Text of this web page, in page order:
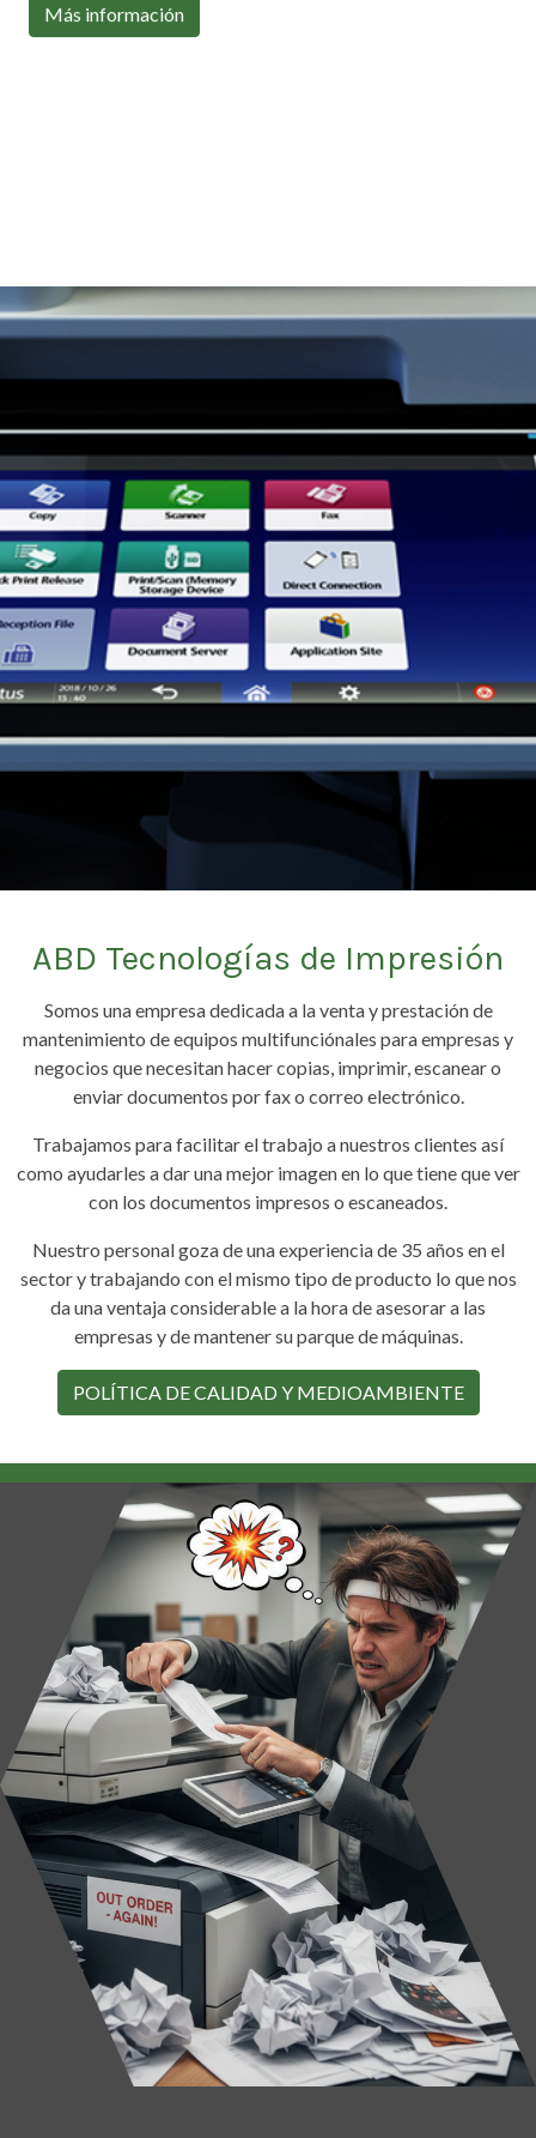
Con toda la conectividad que necesitas
ABD Tecnologías de Impresión
Somos una empresa dedicada a la venta y prestación de
mantenimiento de equipos multifunciónales para empresas y
negocios que necesitan hacer copias, imprimir, escanear o
enviar documentos por fax o correo electrónico.
Trabajamos para facilitar el trabajo a nuestros clientes así
como ayudarles a dar una mejor imagen en lo que tiene que ver
con los documentos impresos o escaneados.
Nuestro personal goza de una experiencia de 35 años en el
sector y trabajando con el mismo tipo de producto lo que nos
da una ventaja considerable a la hora de asesorar a las
empresas y de mantener su parque de máquinas.
POLÍTICA DE CALIDAD Y MEDIOAMBIENTE